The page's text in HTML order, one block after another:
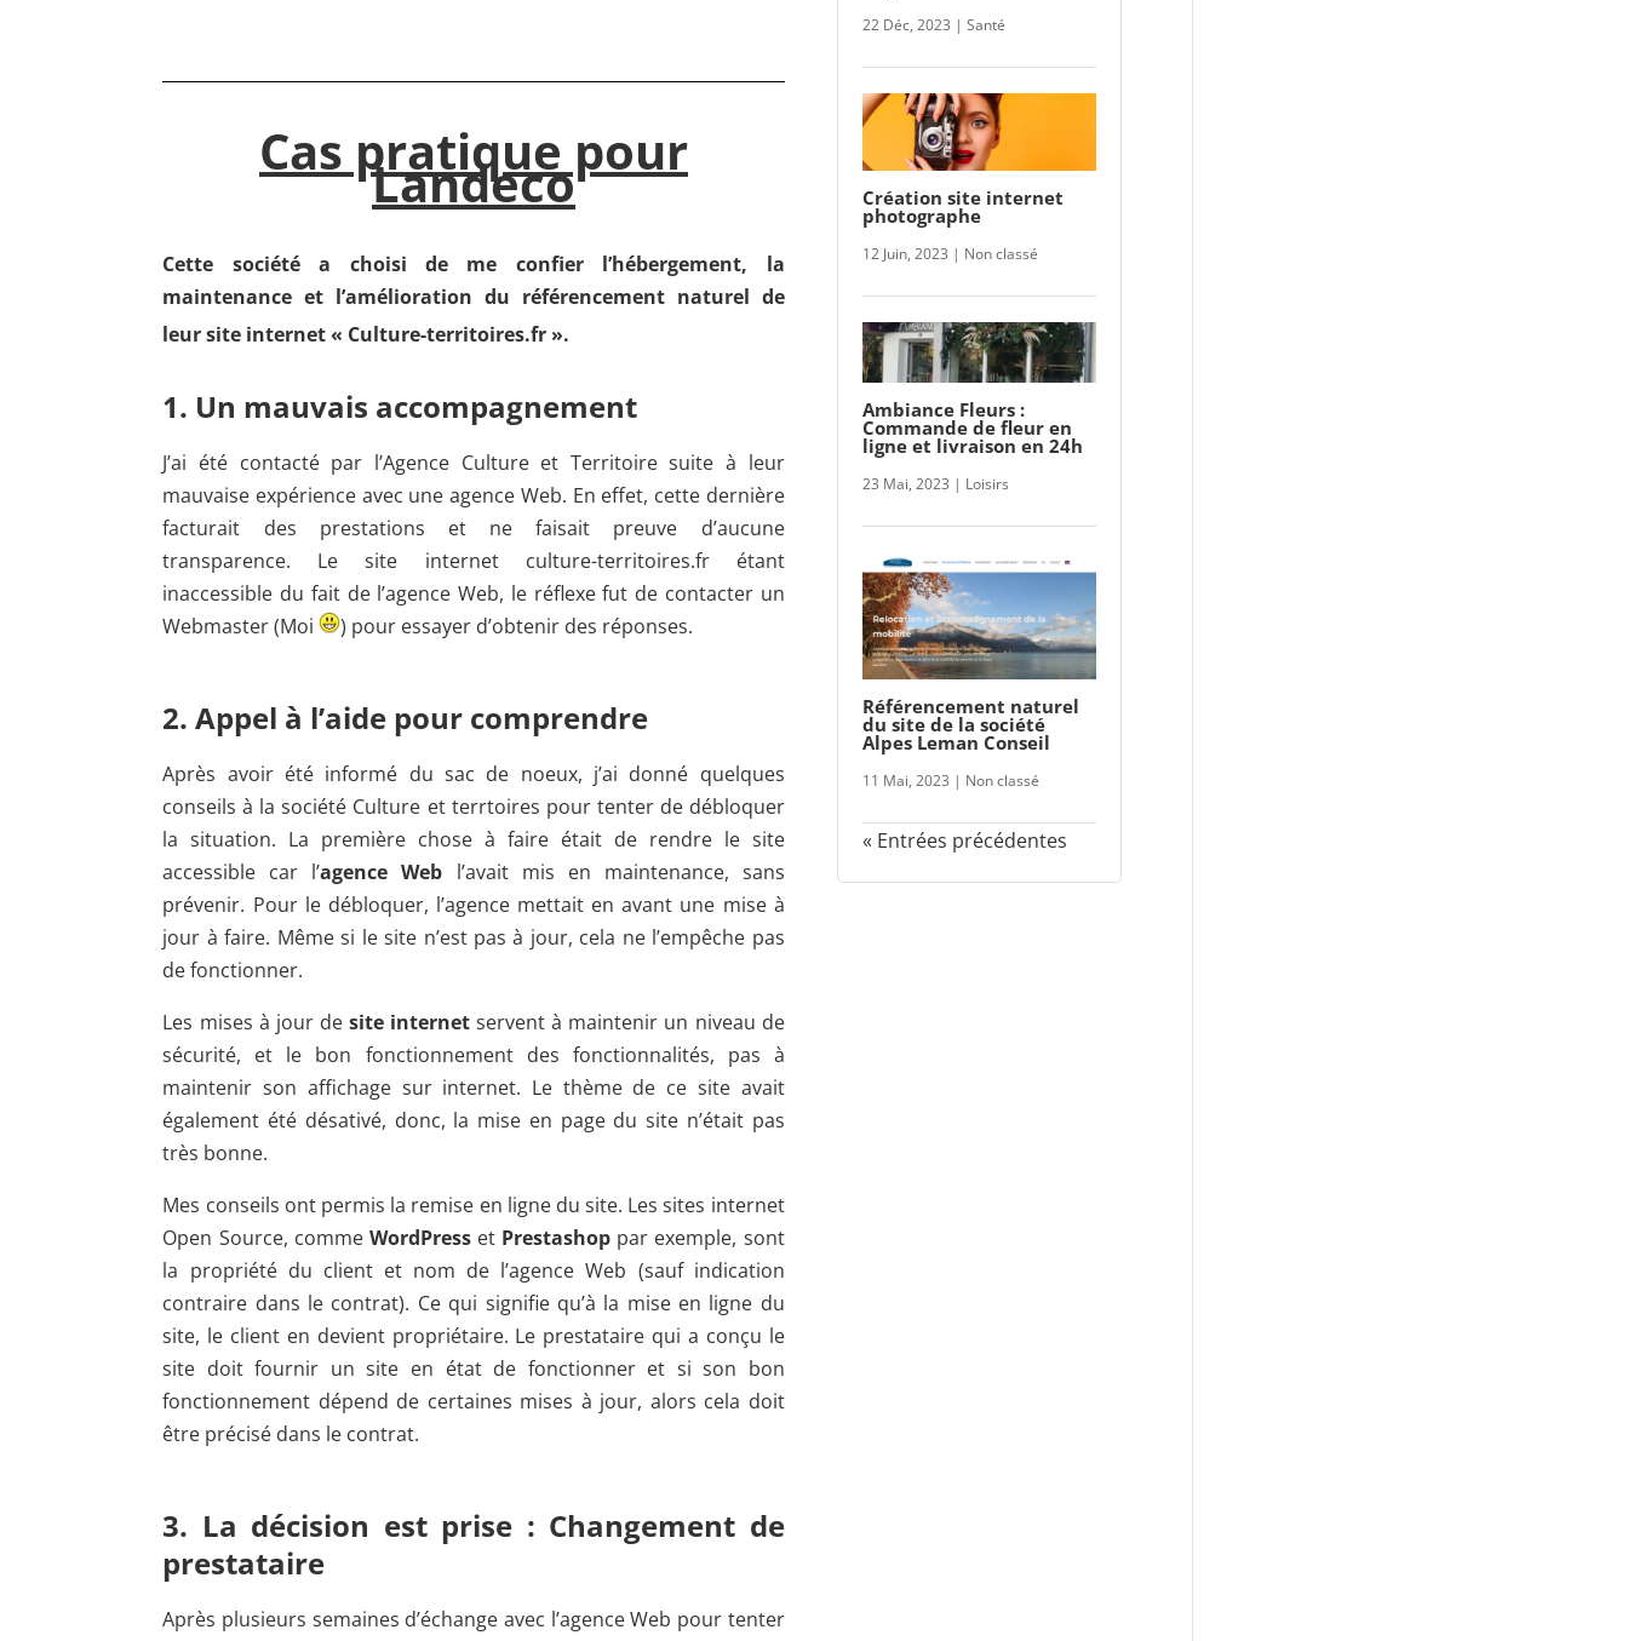
Cas pratique pour
Landeco
Cette société a choisi de me confier l’hébergement, la
maintenance et l’amélioration du référencement naturel de
leur site internet « Culture-territoires.fr ».
1. Un mauvais accompagnement
J’ai été contacté par l’Agence Culture et Territoire suite à leur
mauvaise expérience avec une agence Web. En effet, cette dernière
facturait des prestations et ne faisait preuve d’aucune
transparence. Le site internet culture-territoires.fr étant
inaccessible du fait de l’agence Web, le réflexe fut de contacter un
Webmaster (Moi
) pour essayer d’obtenir des réponses.
2. Appel à l’aide pour comprendre
Après avoir été informé du sac de noeux, j’ai donné quelques
conseils à la société Culture et terrtoires pour tenter de débloquer
la situation. La première chose à faire était de rendre le site
accessible car l’agence Web l’avait mis en maintenance, sans
prévenir. Pour le débloquer, l’agence mettait en avant une mise à
jour à faire. Même si le site n’est pas à jour, cela ne l’empêche pas
de fonctionner.
Les mises à jour de site internet servent à maintenir un niveau de
sécurité, et le bon fonctionnement des fonctionnalités, pas à
maintenir son affichage sur internet. Le thème de ce site avait
également été désativé, donc, la mise en page du site n’était pas
très bonne.
Mes conseils ont permis la remise en ligne du site. Les sites internet
Open Source, comme WordPresset Prestashop par exemple, sont
la propriété du client et nom de l’agence Web (sauf indication
contraire dans le contrat). Ce qui signifie qu’à la mise en ligne du
site, le client en devient propriétaire. Le prestataire qui a conçu le
site doit fournir un site en état de fonctionner et si son bon
fonctionnement dépend de certaines mises à jour, alors cela doit
être précisé dans le contrat.
3. La décision est prise : Changement de
prestataire
Après plusieurs semaines d’échange avec l’agence Web pour tenter
22 Déc, 2023 |Santé
Création site internet
photographe
12 Juin, 2023 | Non classé
Ambiance Fleurs :
Commande de fleur en
ligne et livraison en 24h
23 Mai, 2023 | Loisirs
Référencement naturel
du site de la société
Alpes Leman Conseil
11 Mai, 2023 | Non classé
« Entrées précédentes